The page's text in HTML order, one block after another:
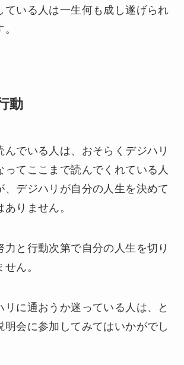
ている人は一生何も成し遂げられ
動
んでいる人は、おそらくデジハリ
ってここまで読んでくれている人
、デジハリが自分の人生を決めて
りません。
力と行動次第で自分の人生を切り
ん。
リに通おうか迷っている人は、と
明会に参加してみてはいかがでし